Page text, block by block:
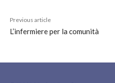
Previous article
L’infermiere per la comunità